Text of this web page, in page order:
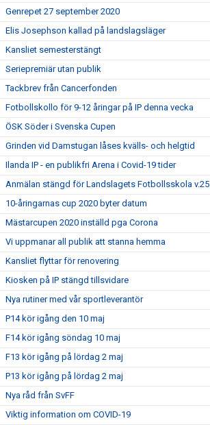
Genrepet 27 september 2020
Elis Josephson kallad på landslagsläger
Kansliet semesterstängt
Seriepremiär utan publik
Tackbrev från Cancerfonden
Fotbollskollo för 9-12 åringar på IP denna vecka
ÖSK Söder i Svenska Cupen
Grinden vid Damstugan låses kvälls- och helgtid
Ilanda IP - en publikfri Arena i Covid-19 tider
Anmälan stängd för Landslagets Fotbollsskola v.25
10-åringarnas cup 2020 byter datum
Mästarcupen 2020 inställd pga Corona
Vi uppmanar all publik att stanna hemma
Kansliet flyttar för renovering
Kiosken på IP stängd tillsvidare
Nya rutiner med vår sportleverantör
P14 kör igång den 10 maj
F14 kör igång söndag 10 maj
F13 kör igång på lördag 2 maj
P13 kör igång på lördag 2 maj
Nya råd från SvFF
Viktig information om COVID-19